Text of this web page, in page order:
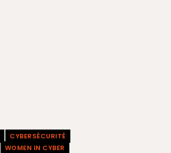
CYBERSÉCURITÉ
WOMEN IN CYBER